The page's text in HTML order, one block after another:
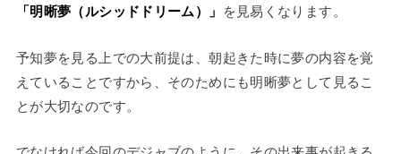
「明晰夢（ルシッドドリーム）」 を見易くなります。
予知夢を見る上での大前提は、朝起きた時に夢の内容を覚
えていることですから、そのためにも明晰夢として見るこ
とが大切なのです。